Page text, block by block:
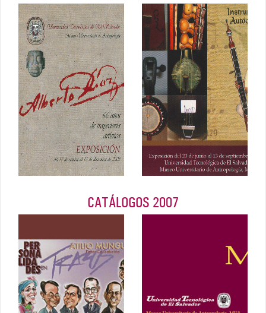
Alberto Díaz.
66 años de
trayectoria
artística
2008
Instrumentos
musicales
autóctonos del
mundo.
Mauricio Vidal
Alvarenga
2008
CATÁLOGOS 2007
Personalidades
en trazos, Atilio
Mungía
Aniversario